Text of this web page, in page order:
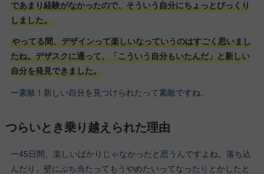
であまり経験がなかったので、そういう自分にちょっとびっくり
しました。
やってる間、デザインって楽しいなっていうのはすごく思いまし
たね。デザスクに通って、「こういう自分もいたんだ」と新しい
自分を発見できました。
ー素敵！新しい自分を見つけられたって素敵ですね。
つらいとき乗り越えられた理由
ー45日間、楽しいばかりじゃなかったと思うんですよね。落ち込
んだり、壁にぶち当たってもうやめたいってなったりとかしたと